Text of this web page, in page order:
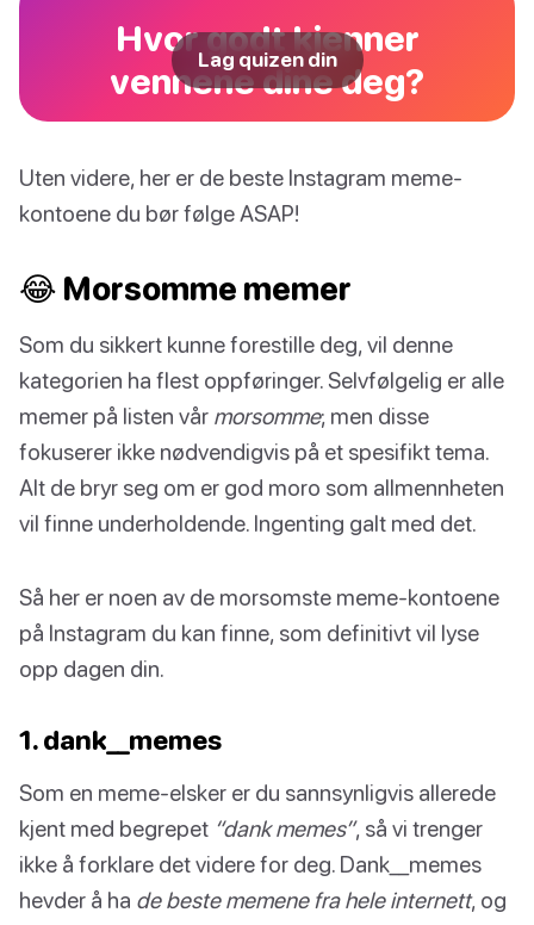
Hvor godt kjenner
vennene dine deg?
Lag quizen din
Uten videre, her er de beste Instagram meme-
kontoene du bør følge ASAP!
😂 Morsomme memer
Som du sikkert kunne forestille deg, vil denne
kategorien ha flest oppføringer. Selvfølgelig er alle
memer på listen vår morsomme; men disse
fokuserer ikke nødvendigvis på et spesifikt tema.
Alt de bryr seg om er god moro som allmennheten
vil finne underholdende. Ingenting galt med det.
Så her er noen av de morsomste meme-kontoene
på Instagram du kan finne, som definitivt vil lyse
opp dagen din.
1. dank__memes
Som en meme-elsker er du sannsynligvis allerede
kjent med begrepet “dank memes”, så vi trenger
ikke å forklare det videre for deg. Dank__memes
hevder å ha de beste memene fra hele internett, og